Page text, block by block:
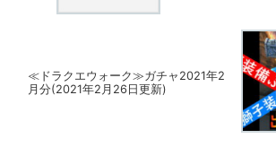
≪ドラクエウォーク≫ガチャ2021年2
月分(2021年2月26日更新)